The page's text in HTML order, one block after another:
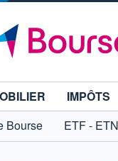
IMPÔTS
Bourse ETF - ETN